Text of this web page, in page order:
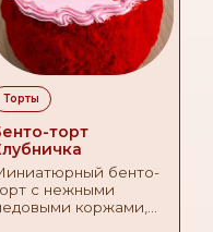
Торты
торт
бенто-
с нежными
коржами,